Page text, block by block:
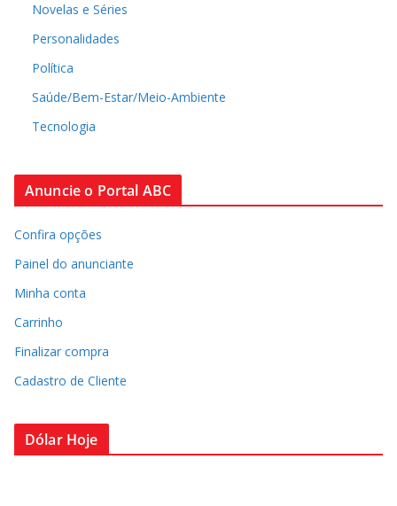
Novelas e Séries
Personalidades
Política
Saúde/Bem-Estar/Meio-Ambiente
Tecnologia
Anuncie o Portal ABC
Confira opções
Painel do anunciante
Minha conta
Carrinho
Finalizar compra
Cadastro de Cliente
Dólar Hoje